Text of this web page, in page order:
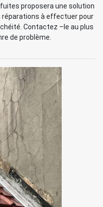
proposera une solution
réparations à effectuer pour
Contactez –le au plus
de problème.